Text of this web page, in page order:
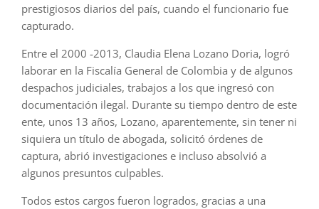
prestigiosos diarios del país, cuando el funcionario fue
capturado.
Entre el 2000 -2013, Claudia Elena Lozano Doria, logró
laborar en la Fiscalía General de Colombia y de algunos
despachos judiciales, trabajos a los que ingresó con
documentación ilegal. Durante su tiempo dentro de este
ente, unos 13 años, Lozano, aparentemente, sin tener ni
siquiera un título de abogada, solicitó órdenes de
captura, abrió investigaciones e incluso absolvió a
algunos presuntos culpables.
Todos estos cargos fueron logrados, gracias a una